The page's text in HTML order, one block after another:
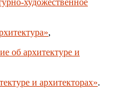
,
об архитектуре и
и архитекторах».